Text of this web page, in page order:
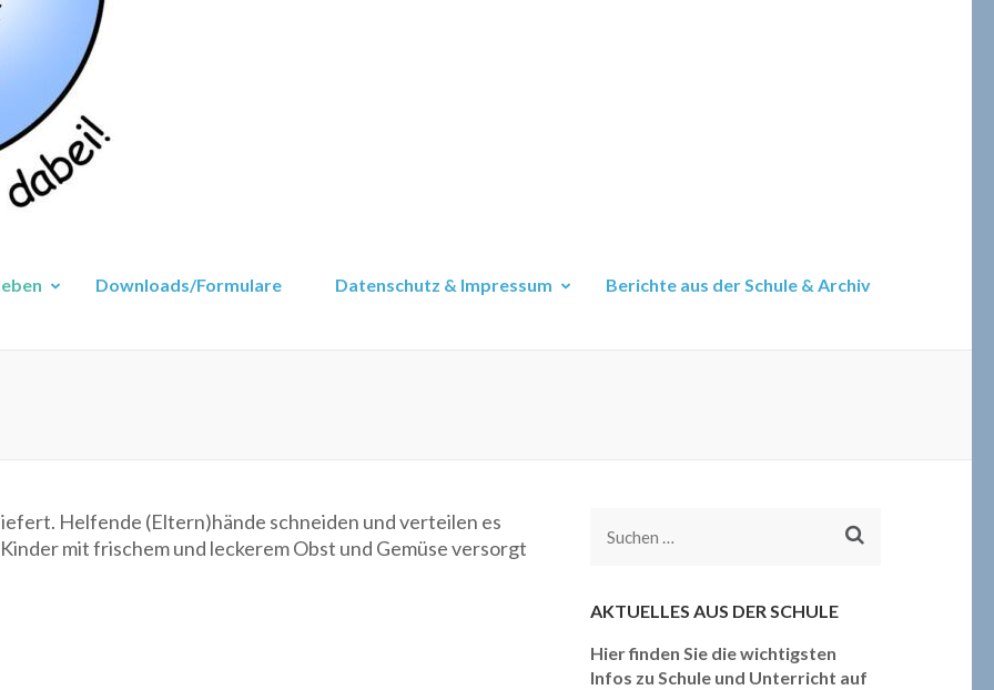
Downloads/Formulare Datenschutz & Impressum Berichte aus der Schule & Archiv
Helfende (Eltern)hände schneiden und verteilen es
mit frischem und leckerem Obst und Gemüse versorgt
Suchen
AKTUELLES AUS DER SCHULE
Hier finden Sie die wichtigsten
Infos zu Schule und Unterricht auf